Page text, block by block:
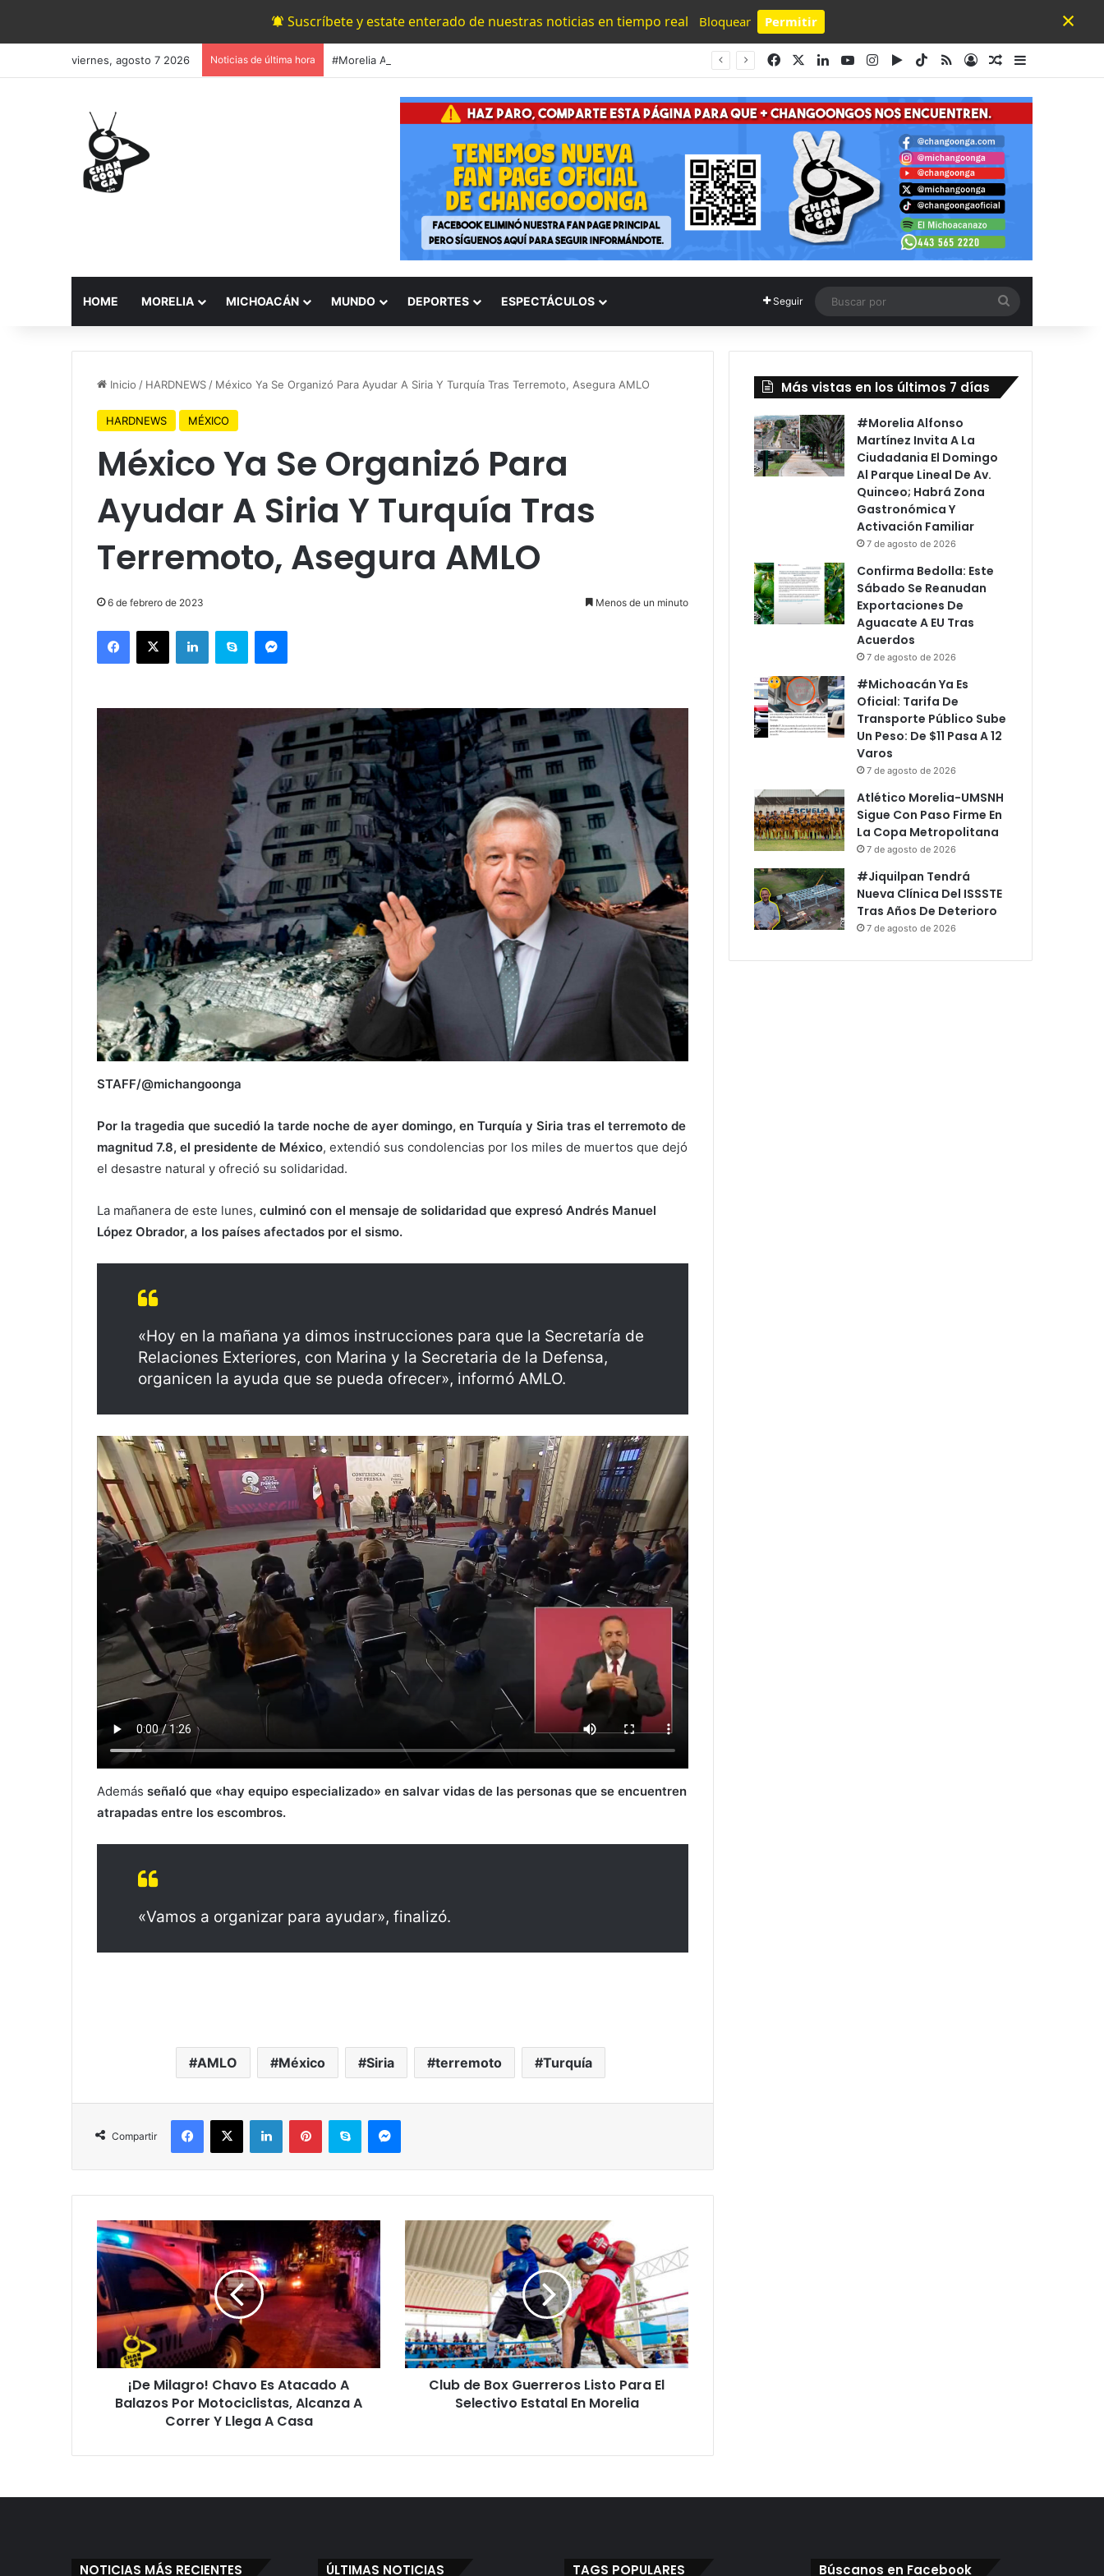
Suscríbete y estate enterado de nuestras noticias en tiempo real Bloquear Permitir
Powered by SendPulse
×
viernes, agosto 7 2026 Noticias de última hora FacebookLinkedInYouTubeInstagram
Google Play
TikTok
RSSAccesoPublicación al
Barra lateral
HOME MORELIA MICHOACÁN MUNDO DEPORTES ESPECTÁCULOS Seguir
por
Inicio / HARDNEWS / México Ya Se Organizó Para Ayudar A Siria Y Turquía Tras Terremoto, Asegura AMLO
HARDNEWS MÉXICO
México Ya Se Organizó Para
Ayudar A Siria Y Turquía Tras
Terremoto, Asegura AMLO
6 de febrero de 2023 Menos de un minuto
Facebook
X LinkedInSkype Messenger
STAFF/@michangoonga
Por la tragedia que sucedió la tarde noche de ayer domingo, en Turquía y Siria tras el terremoto de
magnitud 7.8, el presidente de México, extendió sus condolencias por los miles de muertos que dejó
el desastre natural y ofreció su solidaridad.
La mañanera de este lunes, culminó con el mensaje de solidaridad que expresó Andrés Manuel
López Obrador, a los países afectados por el sismo.
«Hoy en la mañana ya dimos instrucciones para que la Secretaría de
Relaciones Exteriores, con Marina y la Secretaria de la Defensa,
organicen la ayuda que se pueda ofrecer», informó AMLO.
Además señaló que «hay equipo especializado» en salvar vidas de las personas que se encuentren
atrapadas entre los escombros.
«Vamos a organizar para ayudar», finalizó.
AMLO México Siria terremoto Turquía
Compartir
Facebook
X LinkedInPinterestSkype Messenger
¡De
Milagro!
Chavo
Es
Atacado
A
Balazos
Por
Motociclistas,
Alcanza
Llega
¡De Milagro! Chavo Es Atacado A
Balazos Por Motociclistas, Alcanza A
Correr Y Llega A Casa
Club
de
Box
Guerreros
Listo
Para
El
Selectivo
Estatal
Club de Box Guerreros Listo Para El
Selectivo Estatal En Morelia
Más vistas en los últimos 7 días
#Morelia Alfonso
Martínez Invita A La
Ciudadania El Domingo
Al Parque Lineal De Av.
Quinceo; Habrá Zona
Gastronómica Y
Activación Familiar
7 de agosto de 2026
Confirma Bedolla: Este
Sábado Se Reanudan
Exportaciones De
Aguacate A EU Tras
Acuerdos
7 de agosto de 2026
#Michoacán Ya Es
Oficial: Tarifa De
Transporte Público Sube
Un Peso: De $11 Pasa A 12
Varos
7 de agosto de 2026
Atlético Morelia-UMSNH
Sigue Con Paso Firme En
La Copa Metropolitana
7 de agosto de 2026
#Jiquilpan Tendrá
Nueva Clínica Del ISSSTE
Tras Años De Deterioro
7 de agosto de 2026
NOTICIAS MÁS RECIENTES ÚLTIMAS NOTICIAS TAGS POPULARES Búscanos en Facebook